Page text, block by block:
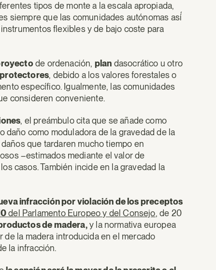
tipos de monte a la escala apropiada,
siempre que las comunidades autónomas así́
flexibles y de bajo coste para
de ordenación, plan dasocrático u otro
protectores, debido a los valores forestales o
específico. Igualmente, las comunidades
consideren conveniente.
, el preámbulo cita que se añade como
daño como moduladora de la gravedad de la
que tardaren mucho tiempo en
–estimados mediante el valor de
casos. También incide en la gravedad la
infracción por violación de los preceptos
del Parlamento Europeo y del Consejo, de 20
de madera,y la normativa europea
la madera introducida en el mercado
la infracción.